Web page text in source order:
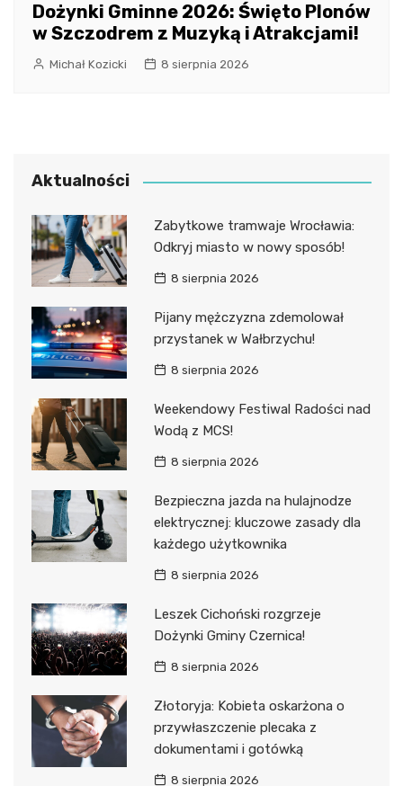
Dożynki Gminne 2026: Święto Plonów
w Szczodrem z Muzyką i Atrakcjami!
Michał Kozicki 8 sierpnia 2026
Aktualności
Zabytkowe tramwaje Wrocławia:
Odkryj miasto w nowy sposób!
8 sierpnia 2026
Pijany mężczyzna zdemolował
przystanek w Wałbrzychu!
8 sierpnia 2026
Weekendowy Festiwal Radości nad
Wodą z MCS!
8 sierpnia 2026
Bezpieczna jazda na hulajnodze
elektrycznej: kluczowe zasady dla
każdego użytkownika
8 sierpnia 2026
Leszek Cichoński rozgrzeje
Dożynki Gminy Czernica!
8 sierpnia 2026
Złotoryja: Kobieta oskarżona o
przywłaszczenie plecaka z
dokumentami i gotówką
8 sierpnia 2026